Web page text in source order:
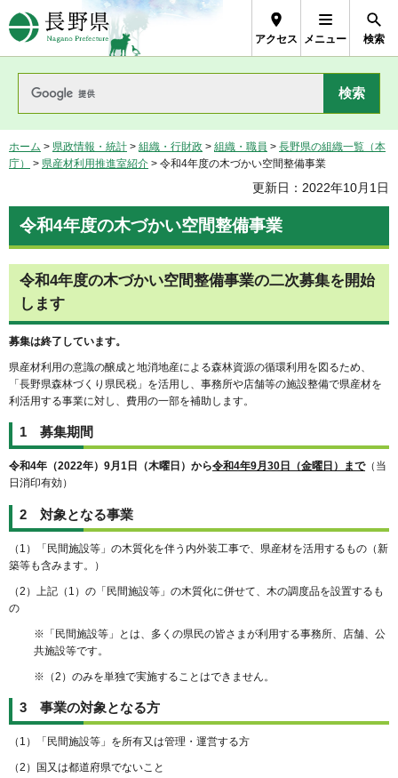
長野県Nagano Prefecture
アクセス メニュー 検索
ホーム > 県政情報・統計 > 組織・行財政 > 組織・職員 > 長野県の組織一覧（本
庁）
> 県産材利用推進室紹介 > 令和4年度の木づかい空間整備事業
更新日：2022年10月1日
令和4年度の木づかい空間整備事業
令和4年度の木づかい空間整備事業の二次募集を開始
します
募集は終了しています。
県産材利用の意識の醸成と地消地産による森林資源の循環利用を図るため、
「長野県森林づくり県民税」を活用し、事務所や店舗等の施設整備で県産材を
利活用する事業に対し、費用の一部を補助します。
1 募集期間
令和4年（2022年）9月1日（木曜日）から令和4年9月30日（金曜日）まで（当
日消印有効）
2 対象となる事業
（1）「民間施設等」の木質化を伴う内外装工事で、県産材を活用するもの（新
築等も含みます。）
（2）上記（1）の「民間施設等」の木質化に併せて、木の調度品を設置するも
の
※「民間施設等」とは、多くの県民の皆さまが利用する事務所、店舗、公
共施設等です。
※（2）のみを単独で実施することはできません。
3 事業の対象となる方
（1）「民間施設等」を所有又は管理・運営する方
（2）国又は都道府県でないこと